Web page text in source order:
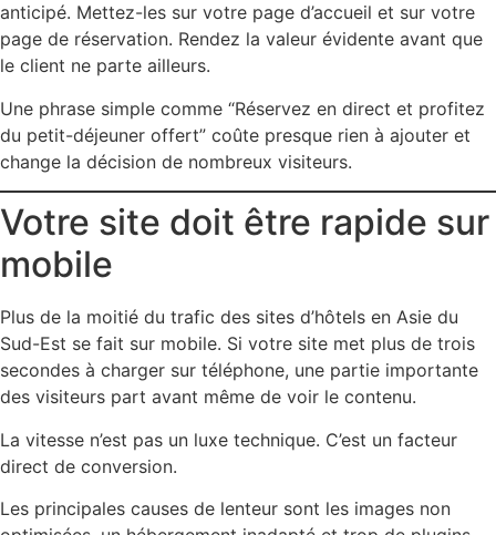
anticipé. Mettez-les sur votre page d’accueil et sur votre
page de réservation. Rendez la valeur évidente avant que
le client ne parte ailleurs.
Une phrase simple comme “Réservez en direct et profitez
du petit-déjeuner offert” coûte presque rien à ajouter et
change la décision de nombreux visiteurs.
Votre site doit être rapide sur
mobile
Plus de la moitié du trafic des sites d’hôtels en Asie du
Sud-Est se fait sur mobile. Si votre site met plus de trois
secondes à charger sur téléphone, une partie importante
des visiteurs part avant même de voir le contenu.
La vitesse n’est pas un luxe technique. C’est un facteur
direct de conversion.
Les principales causes de lenteur sont les images non